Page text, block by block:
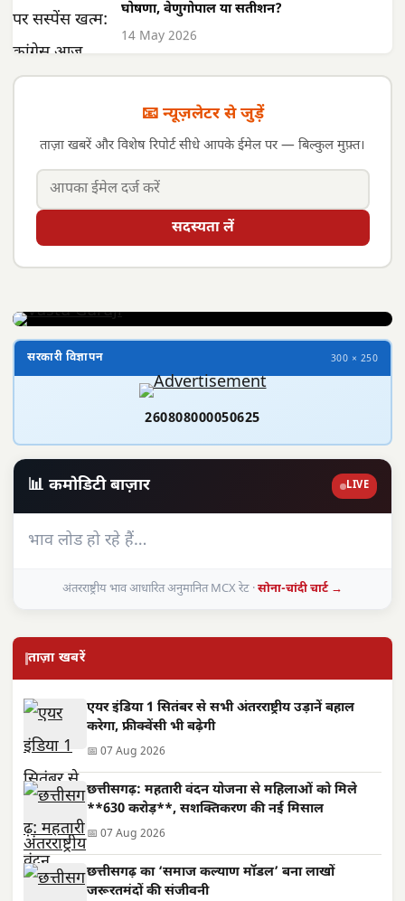
घोषणा, वेणुगोपाल या सतीशन?
14 May 2026
📧 न्यूज़लेटर से जुड़ें
ताज़ा खबरें और विशेष रिपोर्ट सीधे आपके ईमेल पर — बिल्कुल मुफ़्त।
सदस्यता लें
सरकारी विज्ञापन 300 × 250
260808000050625
📊 कमोडिटी बाज़ार LIVE
भाव लोड हो रहे हैं…
अंतरराष्ट्रीय भाव आधारित अनुमानित MCX रेट ·सोना-चांदी चार्ट →
ताज़ा खबरें
एयर इंडिया 1 सितंबर से सभी अंतरराष्ट्रीय उड़ानें बहाल
करेगा, फ्रीक्वेंसी भी बढ़ेगी
📅 07 Aug 2026
छत्तीसगढ़: महतारी वंदन योजना से महिलाओं को मिले
**630 करोड़**, सशक्तिकरण की नई मिसाल
📅 07 Aug 2026
छत्तीसगढ़ का ‘समाज कल्याण मॉडल’ बना लाखों
जरूरतमंदों की संजीवनी